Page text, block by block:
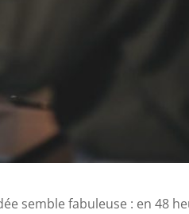
semble fabuleuse : en 48